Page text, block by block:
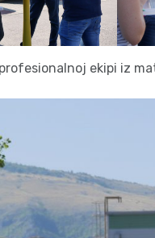
ekipi iz